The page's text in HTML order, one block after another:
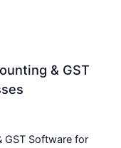
& GST
GST Software for